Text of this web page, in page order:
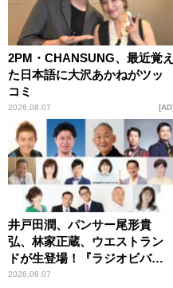
2PM・CHANSUNG、最近覚え
た日本語に大沢あかねがツッ
コミ
2026.08.07 AD
井戸田潤、パンサー尾形貴
弘、林家正蔵、ウエストラン
ドが生登場！『ラジオビバリ
ー昼ズ』
2026.08.07